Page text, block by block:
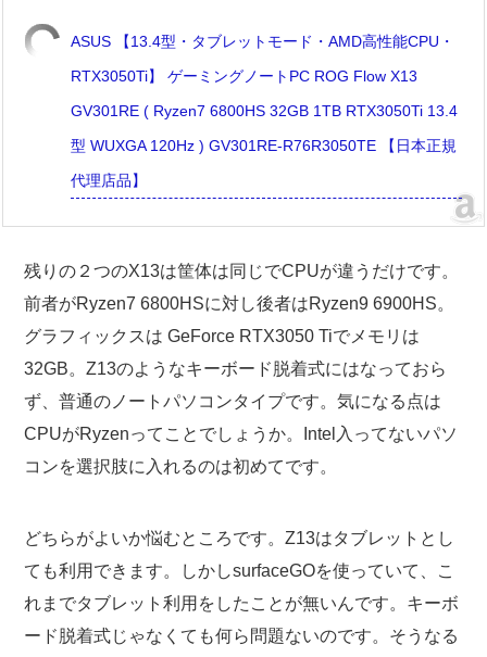
ASUS 【13.4型・タブレットモード・AMD高性能CPU・
RTX3050Ti】 ゲーミングノートPC ROG Flow X13
GV301RE ( Ryzen7 6800HS 32GB 1TB RTX3050Ti 13.4
型 WUXGA 120Hz ) GV301RE-R76R3050TE 【日本正規
代理店品】
残りの２つのX13は筐体は同じでCPUが違うだけです。
前者がRyzen7 6800HSに対し後者はRyzen9 6900HS。
グラフィックスは GeForce RTX3050 Tiでメモリは
32GB。Z13のようなキーボード脱着式にはなっておら
ず、普通のノートパソコンタイプです。気になる点は
CPUがRyzenってことでしょうか。Intel入ってないパソ
コンを選択肢に入れるのは初めてです。
どちらがよいか悩むところです。Z13はタブレットとし
ても利用できます。しかしsurfaceGOを使っていて、こ
れまでタブレット利用をしたことが無いんです。キーボ
ード脱着式じゃなくても何ら問題ないのです。そうなる